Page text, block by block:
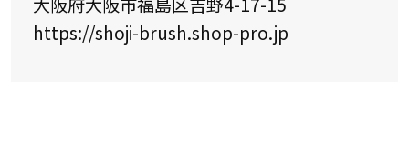
https://shoji-brush.shop-pro.jp